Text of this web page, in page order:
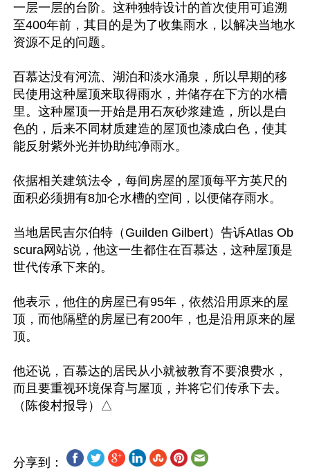
一层一层的台阶。这种独特设计的首次使用可追溯
至400年前，其目的是为了收集雨水，以解决当地水
资源不足的问题。
百慕达没有河流、湖泊和淡水涌泉，所以早期的移
民使用这种屋顶来取得雨水，并储存在下方的水槽
里。这种屋顶一开始是用石灰砂浆建造，所以是白
色的，后来不同材质建造的屋顶也漆成白色，使其
能反射紫外光并协助纯净雨水。
依据相关建筑法令，每间房屋的屋顶每平方英尺的
面积必须拥有8加仑水槽的空间，以便储存雨水。
当地居民吉尔伯特（Guilden Gilbert）告诉Atlas Ob
scura网站说，他这一生都住在百慕达，这种屋顶是
世代传承下来的。
他表示，他住的房屋已有95年，依然沿用原来的屋
顶，而他隔壁的房屋已有200年，也是沿用原来的屋
顶。
他还说，百慕达的居民从小就被教育不要浪费水，
而且要重视环境保育与屋顶，并将它们传承下去。
分享到：